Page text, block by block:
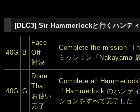
[DLC3] Sir Hammerlockと行くハンテ
40G B
Face
Off
対決
Complete the mission
ミッション「Nakayama
40G G
Done
That
お使い
完了
Complete all
「Hammerlock のハンテ
ションをすべて完了した